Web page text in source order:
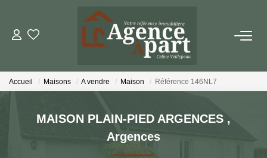
NOS BIENS
Accueil Maisons A vendre Maison Référence 146NL7
MAISON PLAIN-PIED ARGENCES ,
Argences